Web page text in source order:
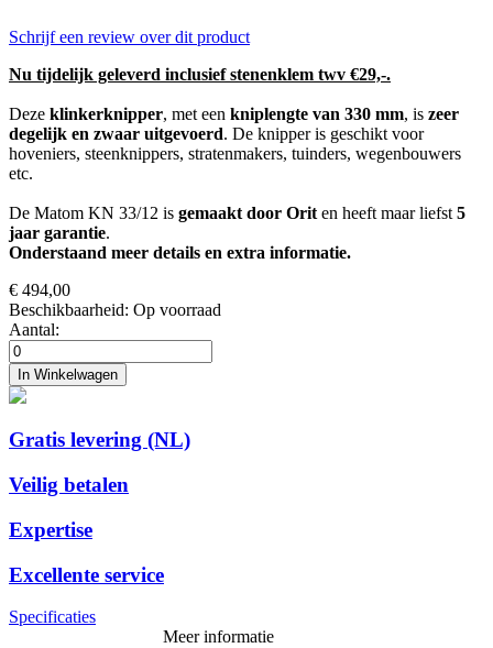
Schrijf een review over dit product
Nu tijdelijk geleverd inclusief stenenklem twv €29,-.
Deze klinkerknipper, met een kniplengte van 330 mm, is zeer
degelijk en zwaar uitgevoerd. De knipper is geschikt voor
hoveniers, steenknippers, stratenmakers, tuinders, wegenbouwers
etc.
De Matom KN 33/12 is gemaakt door Orit en heeft maar liefst 5
jaar garantie.
Onderstaand meer details en extra informatie.
€ 494,00
Beschikbaarheid: Op voorraad
Aantal:
In Winkelwagen
Gratis levering (NL)
Veilig betalen
Expertise
Excellente service
Specificaties
Meer informatie